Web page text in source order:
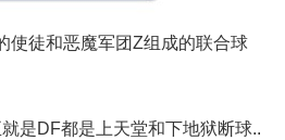
使徒和恶魔军团Z组成的联合球
是DF都是上天堂和下地狱断球..